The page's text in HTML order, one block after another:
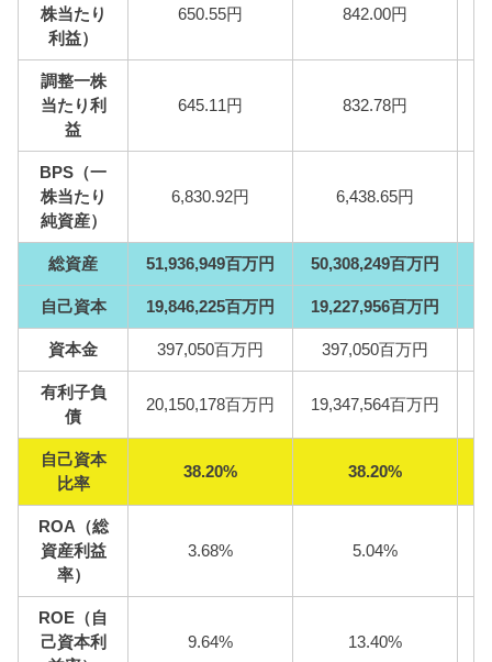
株当たり
利益）
650.55円 842.00円
調整一株
当たり利
益
645.11円 832.78円
BPS（一
株当たり
純資産）
6,830.92円 6,438.65円
総資産 51,936,949百万円 50,308,249百万円
自己資本 19,846,225百万円 19,227,956百万円
資本金 397,050百万円 397,050百万円
有利子負
債
20,150,178百万円 19,347,564百万円
自己資本
比率
38.20% 38.20%
ROA（総
資産利益
率）
3.68% 5.04%
ROE（自
己資本利
9.64% 13.40%